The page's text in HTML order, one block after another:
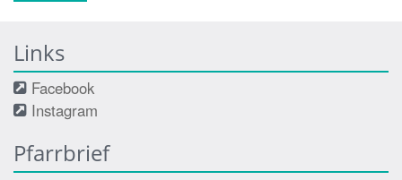
Links
Facebook
Instagram
Pfarrbrief